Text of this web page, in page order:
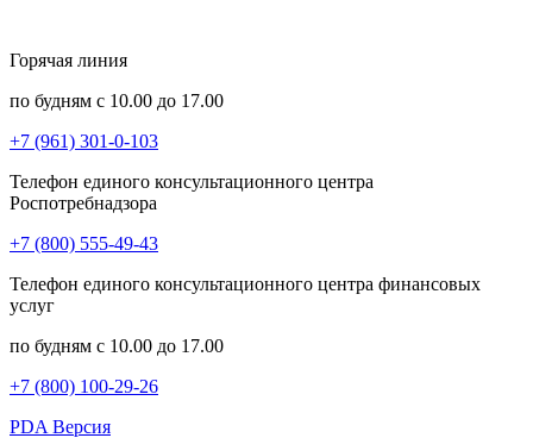
Горячая линия
по будням с 10.00 до 17.00
+7 (961) 301-0-103
Телефон единого консультационного центра
Роспотребнадзора
+7 (800) 555-49-43
Телефон единого консультационного центра финансовых
услуг
по будням с 10.00 до 17.00
+7 (800) 100-29-26
PDA Версия